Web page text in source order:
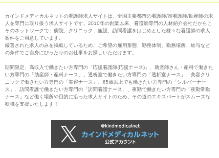
カインドメディカルネットの看護師求人サイトは、全国主要都市の看護師/准看護師/助産師の求
人を専門に取り扱う求人サイトです。2010年の創業以来、看護師専門の人材紹介会社だからこ
そのネットワークで、病院、クリニック、施設、訪問看護をはじめとした様々な看護師の求人
案件をご用意しています。
厳選された求人のみを掲載しているため、ご希望の雇用形態、勤務体制、勤務場所、給与など
の条件でご自身にぴったりのお仕事をお探しいただけます。
期間限定、高収入で働きたい方専門の「応援看護師(応援ナース)」、助産師さん・産科で働きた
い方専門の「助産師・産科ナース」、透析室で働きたい方専門の「透析室ナース」、美容クリ
ニックで働きたい方専門の「美容ナース」、65歳以上でも働きたい方専門の「シルバーナー
ス」、訪問看護で働きたい方専門の「訪問看護ナース」、夜勤で働きたい方専門の「夜勤常勤
ナース」など働く場所や目的に沿った求人サイトのため、その道のエキスパートがスムーズな
転職を支援いたします！